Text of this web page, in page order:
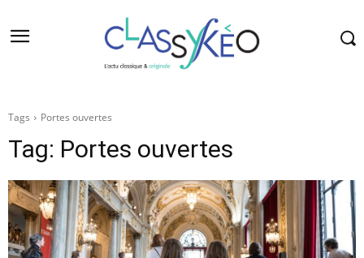
Tags Portes ouvertes
Tag: Portes ouvertes